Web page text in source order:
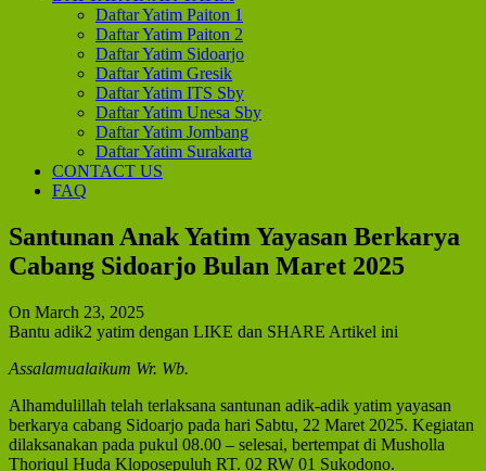
Daftar Yatim Paiton 1
Daftar Yatim Paiton 2
Daftar Yatim Sidoarjo
Daftar Yatim Gresik
Daftar Yatim ITS Sby
Daftar Yatim Unesa Sby
Daftar Yatim Jombang
Daftar Yatim Surakarta
CONTACT US
FAQ
Santunan Anak Yatim Yayasan Berkarya
Cabang Sidoarjo Bulan Maret 2025
On March 23, 2025
Bantu adik2 yatim dengan LIKE dan SHARE Artikel ini
Assalamualaikum Wr. Wb.
Alhamdulillah telah terlaksana santunan adik-adik yatim yayasan
berkarya cabang Sidoarjo pada hari Sabtu, 22 Maret 2025. Kegiatan
dilaksanakan pada pukul 08.00 – selesai, bertempat di Musholla
Thoriqul Huda Kloposepuluh RT. 02 RW 01 Sukodono.